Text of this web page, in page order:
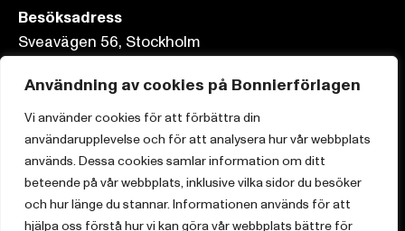
Användning av cookies på Bonnierförlagen
Vi använder cookies för att förbättra din
användarupplevelse och för att analysera hur vår webbplats
används. Dessa cookies samlar information om ditt
beteende på vår webbplats, inklusive vilka sidor du besöker
och hur länge du stannar. Informationen används för att
hjälpa oss förstå hur vi kan göra vår webbplats bättre för
Besöksadress
Sveavägen 56, Stockholm
Postadress
Box 3159, 103 63 Stockholm
Om Bonnierförlagen